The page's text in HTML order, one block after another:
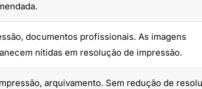
documentos profissionais. As imagens
nítidas em resolução de impressão.
arquivamento. Sem redução de